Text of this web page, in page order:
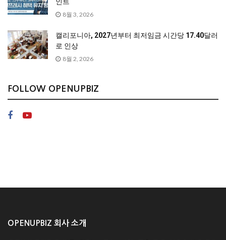
8월 3, 2026
캘리포니아, 2027년부터 최저임금 시간당 17.40달러
로 인상
8월 2, 2026
FOLLOW OPENUPBIZ
OPENUPBIZ 회사 소개